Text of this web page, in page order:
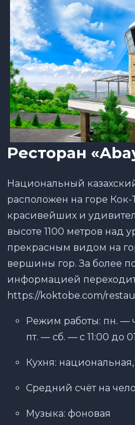
Ресторан «
Национальный
расположен на горе
красивейших и
высоте 1100 метров над
прекрасным видом на
вершины гор. За более
информацией
https://koktobe.com/
Режим работы: пн. —
пт. — сб. — с 11:00 до
Кухня: национальная,
Средний счёт на
Музыка: фоновая